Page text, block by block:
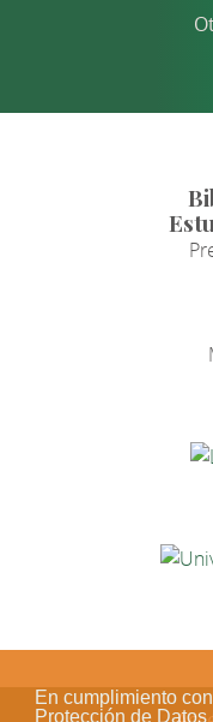
En cumplimiento
Protección de